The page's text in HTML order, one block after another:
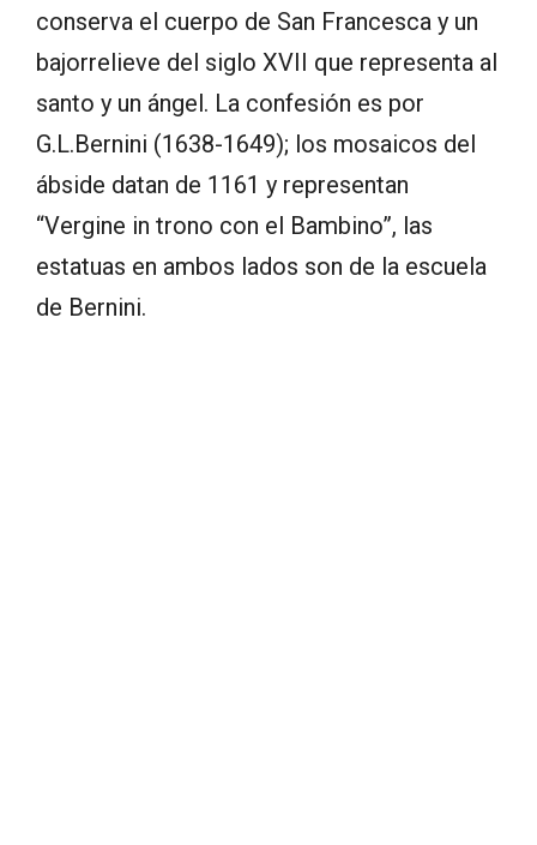
conserva el cuerpo de San Francesca y un
bajorrelieve del siglo XVII que representa al
santo y un ángel. La confesión es por
G.L.Bernini (1638-1649); los mosaicos del
ábside datan de 1161 y representan
“Vergine in trono con el Bambino”, las
estatuas en ambos lados son de la escuela
de Bernini.